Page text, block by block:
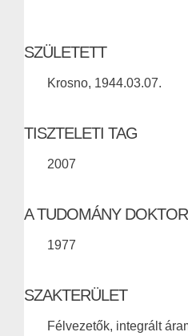
SZÜLETETT
Krosno, 1944.03.07.
TISZTELETI TAG
2007
A TUDOMÁNY
1977
SZAKTERÜLET
Félvezetők, integrált